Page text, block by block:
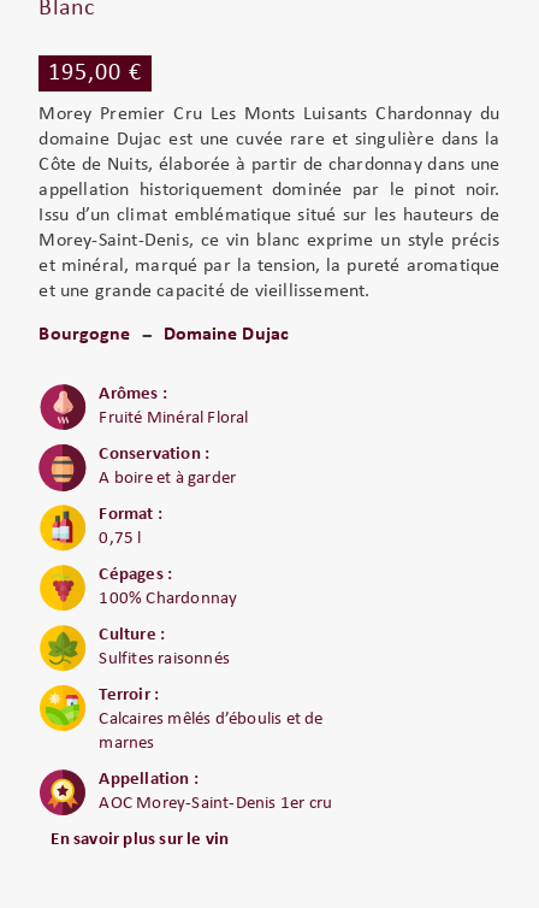
Blanc
195,00 €
Morey Premier Cru Les Monts Luisants Chardonnay du
domaine Dujac est une cuvée rare et singulière dans la
Côte de Nuits, élaborée à partir de chardonnay dans une
appellation historiquement dominée par le pinot noir.
Issu d’un climat emblématique situé sur les hauteurs de
Morey-Saint-Denis, ce vin blanc exprime un style précis
et minéral, marqué par la tension, la pureté aromatique
et une grande capacité de vieillissement.
Bourgogne Domaine Dujac
Arômes :
Fruité Minéral Floral
Conservation :
A boire et à garder
Format :
0,75 l
Cépages :
100% Chardonnay
Culture :
Sulfites raisonnés
Terroir :
Calcaires mêlés d’éboulis et de
marnes
Appellation :
AOC Morey-Saint-Denis 1er cru
En savoir plus sur le vin